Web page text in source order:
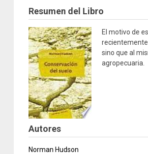
Resumen del Libro
El motivo de
recientemente
sino que al
agropecuaria.
Autores
Norman Hudson